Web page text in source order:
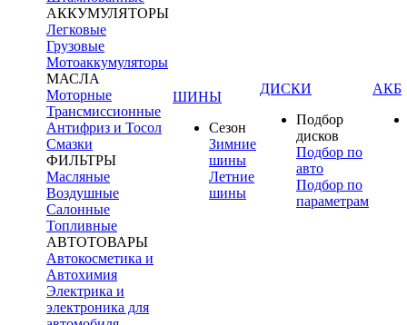
АККУМУЛЯТОРЫ
Легковые
Грузовые
Мотоаккумуляторы
МАСЛА
Моторные
Трансмиссионные
Антифриз и Тосол
Смазки
ФИЛЬТРЫ
Масляные
Воздушные
Салонные
Топливные
АВТОТОВАРЫ
Автокосметика и
Автохимия
Электрика и
электроника для
ШИНЫ
Сезон
Зимние
шины
Летние
шины
ДИСКИ
Подбор
дисков
Подбор по
авто
Подбор по
параметрам
АКБ